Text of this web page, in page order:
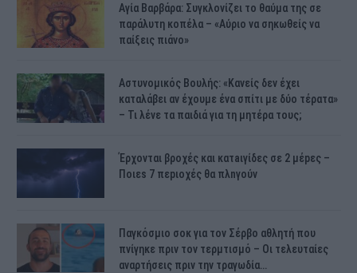
Αγία Βαρβάρα: Συγκλονίζει το θαύμα της σε
παράλυτη κοπέλα – «Αύριο να σηκωθείς να
παίξεις πιάνο»
Αστυνομικός Bουλής: «Κανείς δεν έχει
καταλάβει αν έχουμε ένα σπίτι με δύο τέρατα»
– Τι λένε τα παιδιά για τη μητέρα τους;
Έρχονται βροχές και κατaιγίδες σε 2 μέpες –
Ποιεs 7 πεpιοχές θα πλnγούν
Παγκόσμιο σοκ για τον Σέρβο αθλητή που
πνίγηκε πριν τον τερμτισμό – Οι τελευταίες
αναρτήσεις πριν την τραγωδία…